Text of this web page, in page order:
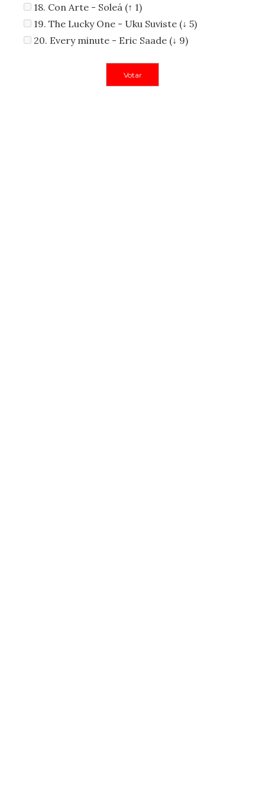
18. Con Arte - Soleá (↑ 1)
19. The Lucky One - Uku Suviste (↓ 5)
20. Every minute - Eric Saade (↓ 9)